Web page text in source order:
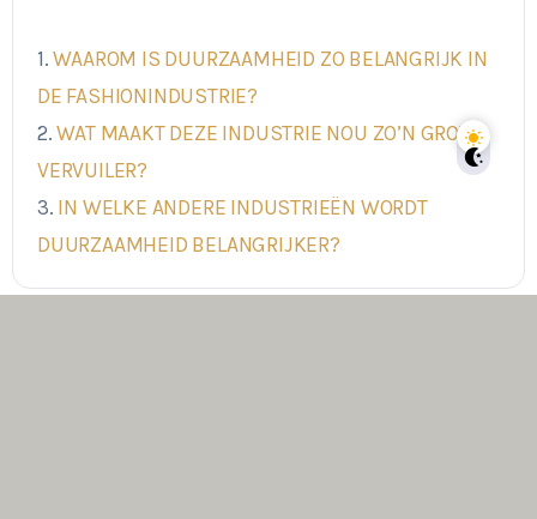
WAAROM IS DUURZAAMHEID ZO BELANGRIJK IN
DE FASHIONINDUSTRIE?
WAT MAAKT DEZE INDUSTRIE NOU ZO’N GROTE
VERVUILER?
IN WELKE ANDERE INDUSTRIEËN WORDT
DUURZAAMHEID BELANGRIJKER?